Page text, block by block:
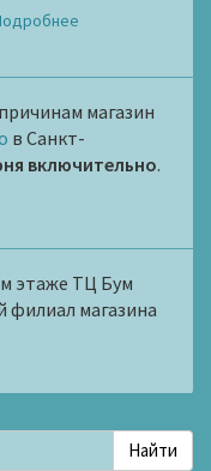
магазин
в Санкт-
включительно.
этаже ТЦ Бум
филиал магазина